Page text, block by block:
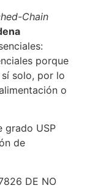
Chain
porque
solo, por lo
o
grado USP
de
DE NO